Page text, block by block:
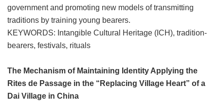
government and promoting new models of transmitting
traditions by training young bearers.
KEYWORDS: Intangible Cultural Heritage (ICH), tradition-
bearers, festivals, rituals
The Mechanism of Maintaining Identity Applying the
Rites de Passage in the “Replacing Village Heart” of a
Dai Village in China